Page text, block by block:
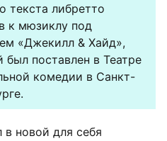
текста либретто
к мюзиклу под
«Джекилл & Хайд»,
был поставлен в Театре
комедии в Санкт-
в новой для себя